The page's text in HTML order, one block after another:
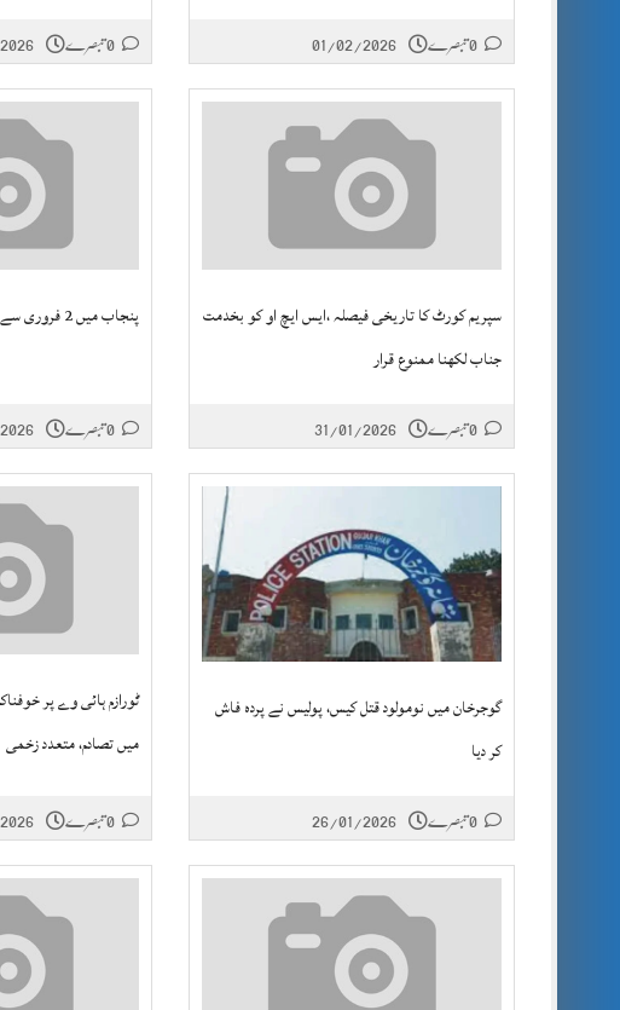
01/02/2026
‏سپریم کورٹ کا تاریخی فیصلہ ،ایس ایچ او کو بخدمت
جناب لکھنا ممنوع قرار
31/01/2026
پنجاب میں 2 فروری سے قومی پولیو مہم شروع
گوجرخان میں نومولود قتل کیس، پولیس نے پردہ فاش
کر دیا
26/01/2026
ٹورازم ہائی وے پر
میں تصادم، متعدد زخمی